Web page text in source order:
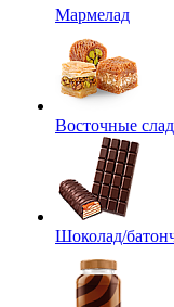
Мармелад
Восточные
Шоколад/